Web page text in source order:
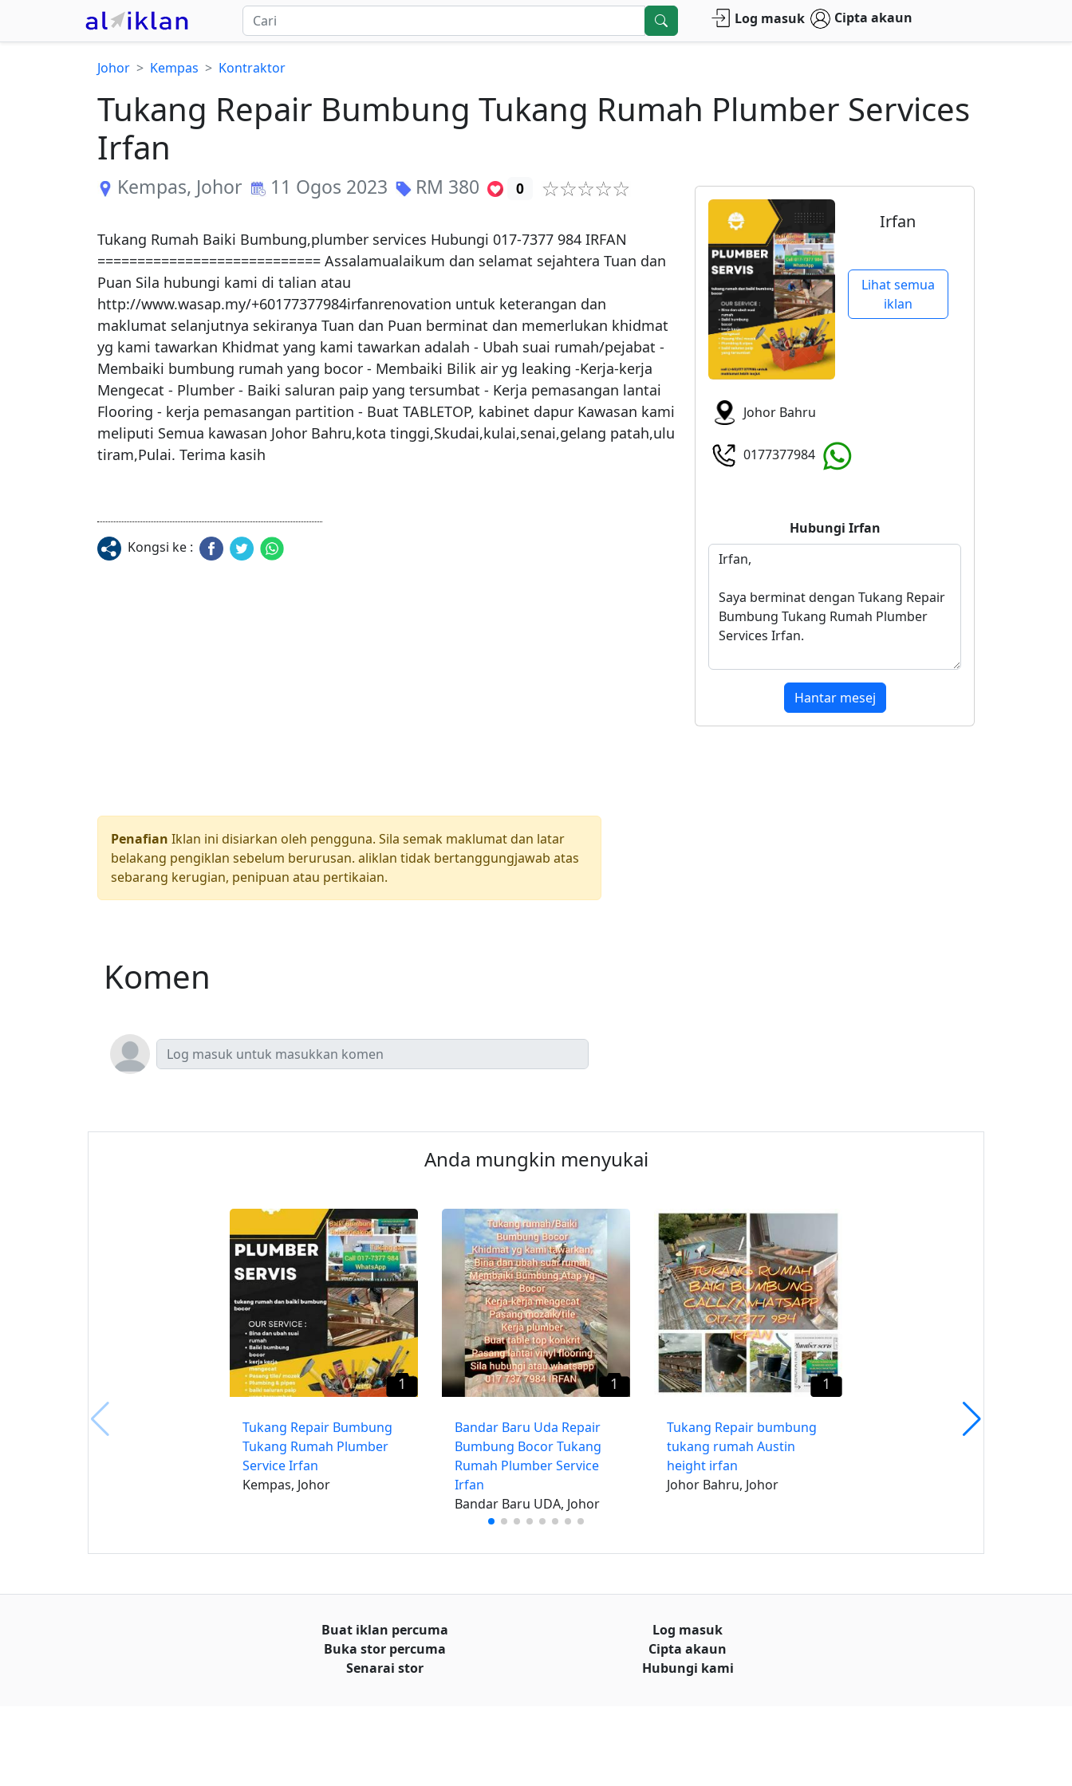
Log masuk Cipta akaun
Johor Kempas Kontraktor
Tukang Repair Bumbung Tukang Rumah Plumber Services
Irfan
Kempas, Johor 11 Ogos 2023 RM 380 0
Tukang Rumah Baiki Bumbung,plumber services Hubungi 017-7377 984 IRFAN
============================ Assalamualaikum dan selamat sejahtera Tuan dan
Puan Sila hubungi kami di talian atau
http://www.wasap.my/+60177377984irfanrenovation untuk keterangan dan
maklumat selanjutnya sekiranya Tuan dan Puan berminat dan memerlukan khidmat
yg kami tawarkan Khidmat yang kami tawarkan adalah - Ubah suai rumah/pejabat -
Membaiki bumbung rumah yang bocor - Membaiki Bilik air yg leaking -Kerja-kerja
Mengecat - Plumber - Baiki saluran paip yang tersumbat - Kerja pemasangan lantai
Flooring - kerja pemasangan partition - Buat TABLETOP, kabinet dapur Kawasan kami
meliputi Semua kawasan Johor Bahru,kota tinggi,Skudai,kulai,senai,gelang patah,ulu
tiram,Pulai. Terima kasih
Kongsi ke :
Irfan
Lihat semua
iklan
Johor Bahru
0177377984
Hubungi Irfan
Hantar mesej
Penafian Iklan ini disiarkan oleh pengguna. Sila semak maklumat dan latar
belakang pengiklan sebelum berurusan. aliklan tidak bertanggungjawab atas
sebarang kerugian, penipuan atau pertikaian.
Komen
Anda mungkin menyukai
1
Tukang Repair Bumbung
Tukang Rumah Plumber
Service Irfan
Kempas, Johor
1
Bandar Baru Uda Repair
Bumbung Bocor Tukang
Rumah Plumber Service
Irfan
Bandar Baru UDA, Johor
1
Tukang Repair bumbung
tukang rumah Austin
height irfan
Johor Bahru, Johor
Buat iklan percuma
Buka stor percuma
Senarai stor
Log masuk
Cipta akaun
Hubungi kami